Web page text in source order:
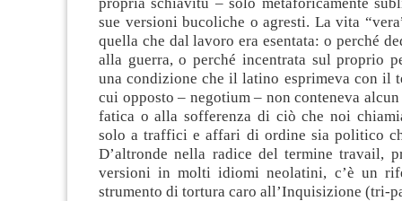
sue versioni bucoliche o agresti. La vita
quella che dal lavoro era esentata: o perché
alla guerra, o perché incentrata sul proprio
una condizione che il latino esprimeva con il
cui opposto – negotium – non conteneva
fatica o alla sofferenza di ciò che noi
solo a traffici e affari di ordine sia politico
D’altronde nella radice del termine travail,
versioni in molti idiomi neolatini, c’è un
strumento di tortura caro all’Inquisizione (tri-